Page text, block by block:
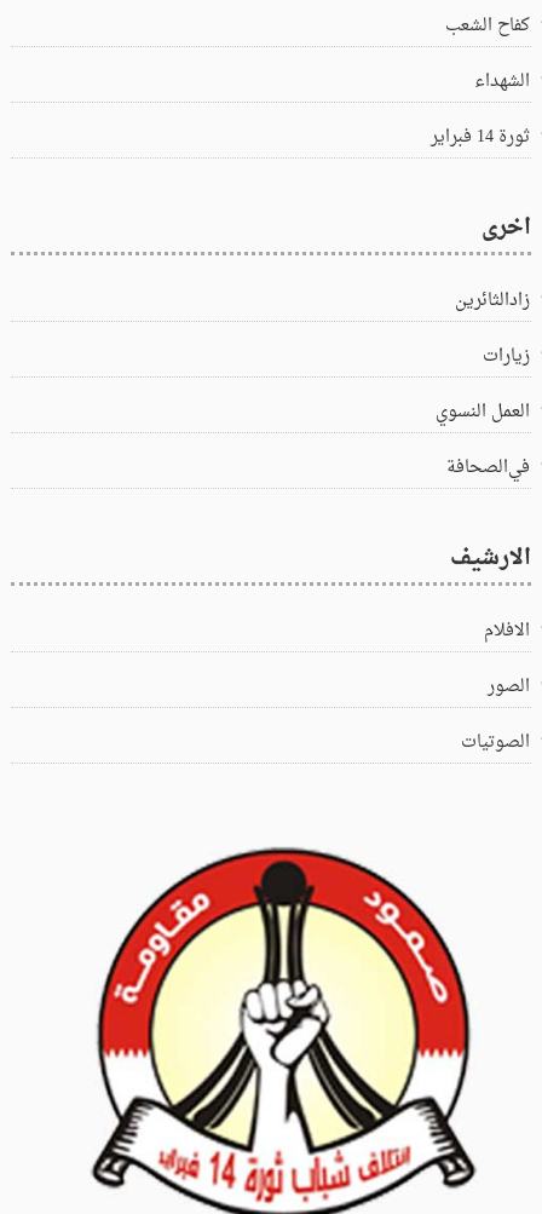
كفاح الشعب
الشهداء
ثورة 14 فبراير
اخرى
زادالثائرين
زيارات
العمل النسوي
في‌الصحافة
الارشيف
الافلام
الصور
الصوتيات